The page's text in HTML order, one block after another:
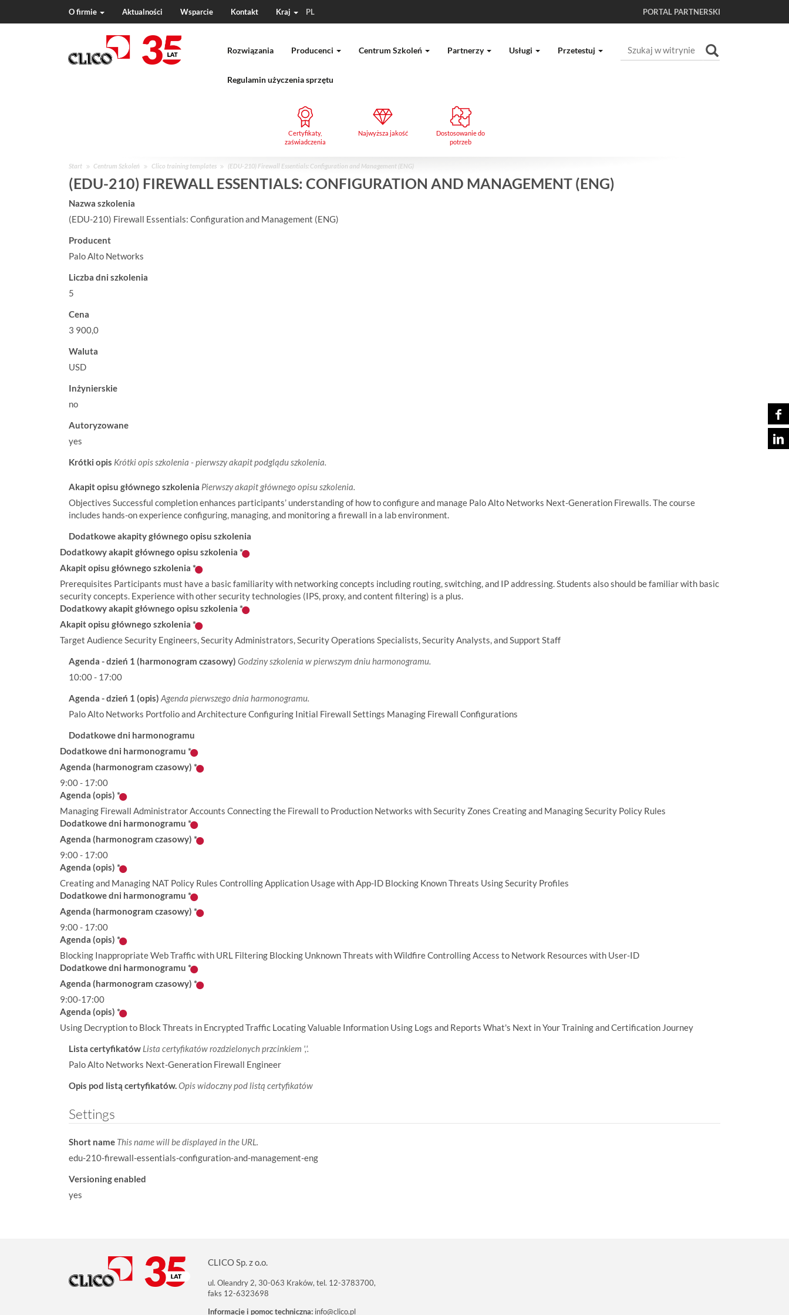
O firmie Aktualności Wsparcie Kontakt Kraj PL PORTAL PARTNERSKI
Rozwiązania Producenci Centrum Szkoleń Partnerzy Usługi Przetestuj
Regulamin użyczenia sprzętu
Szukaj
Certyfikaty,
zaświadczenia
Najwyższa jakość
Dostosowanie do
potrzeb
J
e
s
t
e
w
:
Start Centrum Szkoleń Clico training templates (EDU-210) Firewall Essentials: Configuration and Management (ENG)
(EDU-210) FIREWALL ESSENTIALS: CONFIGURATION AND MANAGEMENT (ENG)
Nazwa szkolenia
(EDU-210) Firewall Essentials: Configuration and Management (ENG)
Producent
Palo Alto Networks
Liczba dni szkolenia
5
Cena
3 900,0
Waluta
USD
Inżynierskie
no
Autoryzowane
yes
Krótki opis Krótki opis szkolenia - pierwszy akapit podglądu szkolenia.
Akapit opisu głównego szkolenia Pierwszy akapit głównego opisu szkolenia.
Objectives Successful completion enhances participants’ understanding of how to configure and manage Palo Alto Networks Next-Generation Firewalls. The course
includes hands-on experience configuring, managing, and monitoring a firewall in a lab environment.
Dodatkowe akapity głównego opisu szkolenia
Dodatkowy akapit głównego opisu szkolenia *
Akapit opisu głównego szkolenia *
Prerequisites Participants must have a basic familiarity with networking concepts including routing, switching, and IP addressing. Students also should be familiar with basic
security concepts. Experience with other security technologies (IPS, proxy, and content filtering) is a plus.
Dodatkowy akapit głównego opisu szkolenia *
Akapit opisu głównego szkolenia *
Target Audience Security Engineers, Security Administrators, Security Operations Specialists, Security Analysts, and Support Staff
Agenda - dzień 1 (harmonogram czasowy) Godziny szkolenia w pierwszym dniu harmonogramu.
10:00 - 17:00
Agenda - dzień 1 (opis) Agenda pierwszego dnia harmonogramu.
Palo Alto Networks Portfolio and Architecture Configuring Initial Firewall Settings Managing Firewall Configurations
Dodatkowe dni harmonogramu
Dodatkowe dni harmonogramu *
Agenda (harmonogram czasowy) *
9:00 - 17:00
Agenda (opis) *
Managing Firewall Administrator Accounts Connecting the Firewall to Production Networks with Security Zones Creating and Managing Security Policy Rules
Dodatkowe dni harmonogramu *
Agenda (harmonogram czasowy) *
9:00 - 17:00
Agenda (opis) *
Creating and Managing NAT Policy Rules Controlling Application Usage with App-ID Blocking Known Threats Using Security Profiles
Dodatkowe dni harmonogramu *
Agenda (harmonogram czasowy) *
9:00 - 17:00
Agenda (opis) *
Blocking Inappropriate Web Traffic with URL Filtering Blocking Unknown Threats with Wildfire Controlling Access to Network Resources with User-ID
Dodatkowe dni harmonogramu *
Agenda (harmonogram czasowy) *
9:00-17:00
Agenda (opis) *
Using Decryption to Block Threats in Encrypted Traffic Locating Valuable Information Using Logs and Reports What's Next in Your Training and Certification Journey
Lista certyfikatów Lista certyfikatów rozdzielonych przcinkiem ','.
Palo Alto Networks Next-Generation Firewall Engineer
Opis pod listą certyfikatów.Opis widoczny pod listą certyfikatów
Settings
Short name This name will be displayed in the URL.
edu-210-firewall-essentials-configuration-and-management-eng
Versioning enabled
yes
CLICO Sp. z o.o.
ul. Oleandry 2, 30-063 Kraków, tel. 12-3783700,
faks 12-6323698
Informacje i pomoc techniczna: info@clico.pl